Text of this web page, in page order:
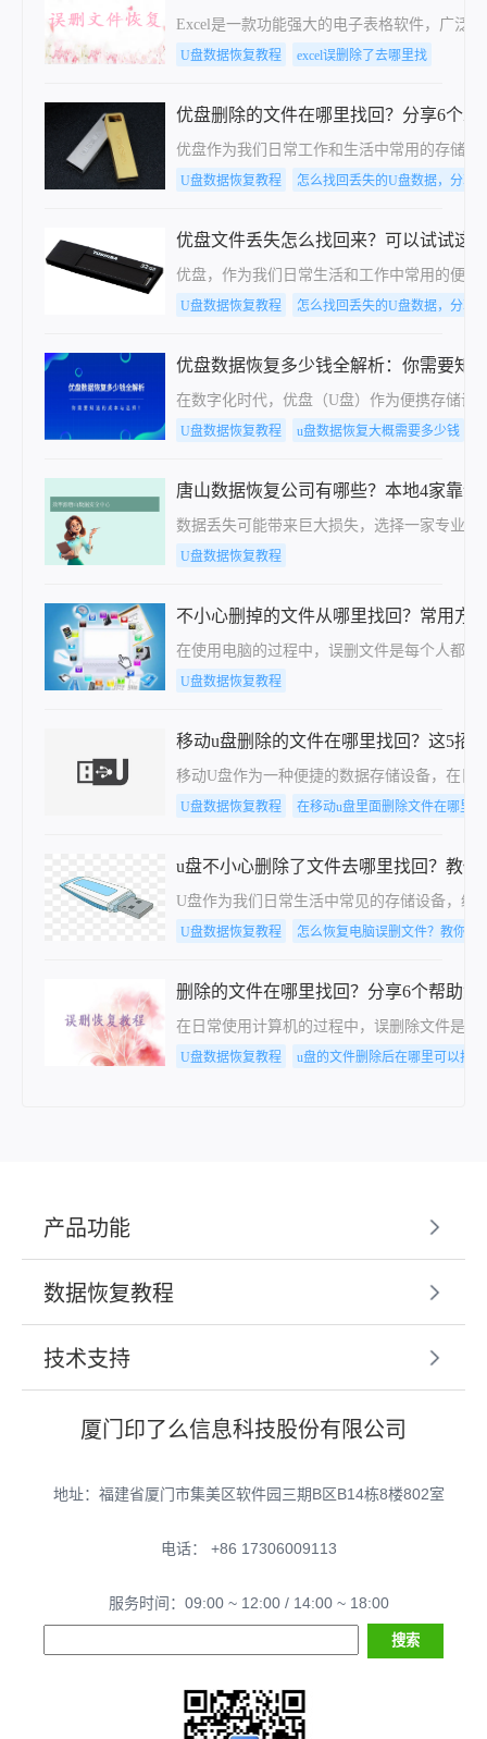
Excel是一款功能强大的电子表格软件，广泛
U盘数据恢复教程 excel误删除了去哪里找
优盘删除的文件在哪里找回？分享6个
优盘作为我们日常工作和生活中常用的存储
U盘数据恢复教程 怎么找回丢失的U盘数据，分享
优盘文件丢失怎么找回来？可以试试这3
优盘，作为我们日常生活和工作中常用的便
U盘数据恢复教程 怎么找回丢失的U盘数据，分享
优盘数据恢复多少钱全解析：你需要知
在数字化时代，优盘（U盘）作为便携存储设
U盘数据恢复教程 u盘数据恢复大概需要多少钱
唐山数据恢复公司有哪些？本地4家靠谱
数据丢失可能带来巨大损失，选择一家专业
U盘数据恢复教程
不小心删掉的文件从哪里找回？常用方
在使用电脑的过程中，误删文件是每个人都
U盘数据恢复教程
移动u盘删除的文件在哪里找回？这5招
移动U盘作为一种便捷的数据存储设备，在日
U盘数据恢复教程 在移动u盘里面删除文件在哪里
u盘不小心删除了文件去哪里找回？教你
U盘作为我们日常生活中常见的存储设备，经
U盘数据恢复教程 怎么恢复电脑误删文件？教你一
删除的文件在哪里找回？分享6个帮助您
在日常使用计算机的过程中，误删除文件是
U盘数据恢复教程 u盘的文件删除后在哪里可以找
产品功能
数据恢复教程
技术支持
厦门印了么信息科技股份有限公司
地址：福建省厦门市集美区软件园三期B区B14栋8楼802室
电话： +86 17306009113
服务时间：09:00 ~ 12:00 / 14:00 ~ 18:00